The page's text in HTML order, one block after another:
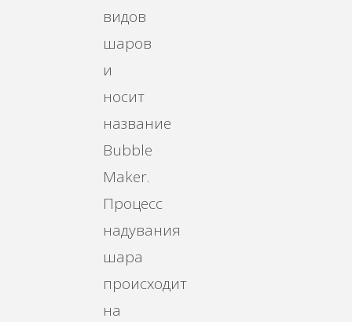
видов
шаров
и
носит
название
Bubble
Maker.
Процесс
надувания
шара
происходит
на